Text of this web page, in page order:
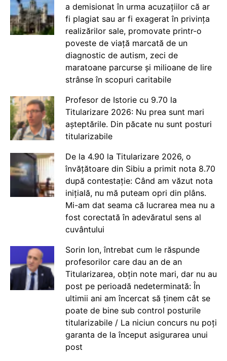
a demisionat în urma acuzațiilor că ar
fi plagiat sau ar fi exagerat în privința
realizărilor sale, promovate printr-o
poveste de viață marcată de un
diagnostic de autism, zeci de
maratoane parcurse și milioane de lire
strânse în scopuri caritabile
Profesor de Istorie cu 9.70 la
Titularizare 2026: Nu prea sunt mari
așteptările. Din păcate nu sunt posturi
titularizabile
De la 4.90 la Titularizare 2026, o
învățătoare din Sibiu a primit nota 8.70
după contestație: Când am văzut nota
inițială, nu mă puteam opri din plâns.
Mi-am dat seama că lucrarea mea nu a
fost corectată în adevăratul sens al
cuvântului
Sorin Ion, întrebat cum le răspunde
profesorilor care dau an de an
Titularizarea, obțin note mari, dar nu au
post pe perioadă nedeterminată: În
ultimii ani am încercat să ținem cât se
poate de bine sub control posturile
titularizabile / La niciun concurs nu poți
garanta de la început asigurarea unui
post